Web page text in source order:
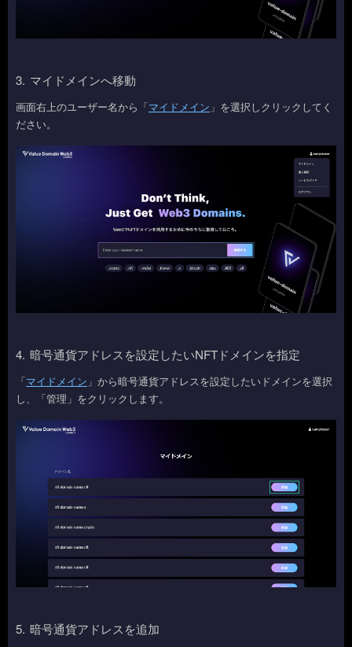
3. マイドメインへ移動
画面右上のユーザー名から「マイドメイン 」を選択しクリックしてく
ださい。
4. 暗号通貨アドレスを設定したいNFTドメインを指定
「マイドメイン 」から暗号通貨アドレスを設定したいドメインを選択
し、「管理」をクリックします。
5. 暗号通貨アドレスを追加